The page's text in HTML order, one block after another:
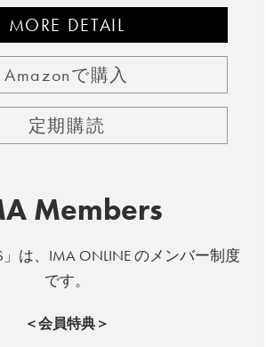
MORE DETAIL
Amazonで購入
定期購読
Members
」は、IMA ONLINE のメンバー制度
です。
＜会員特典＞